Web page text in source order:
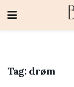
Tag: drøm